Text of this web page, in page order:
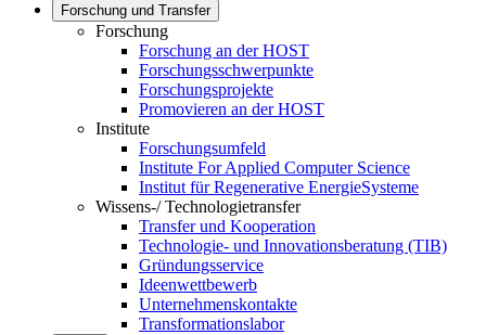
Forschung und Transfer
Forschung
Forschung an der HOST
Forschungsschwerpunkte
Forschungsprojekte
Promovieren an der HOST
Institute
Forschungsumfeld
Institute For Applied Computer Science
Institut für Regenerative EnergieSysteme
Wissens-/ Technologietransfer
Transfer und Kooperation
Technologie- und Innovationsberatung (TIB)
Gründungsservice
Ideenwettbewerb
Unternehmenskontakte
Transformationslabor